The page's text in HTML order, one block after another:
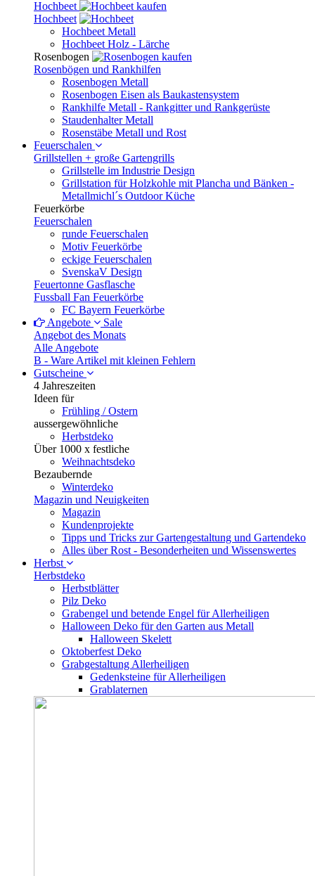
Hochbeet
Hochbeet
Hochbeet Metall
Hochbeet Holz - Lärche
Rosenbogen
Rosenbögen und Rankhilfen
Rosenbogen Metall
Rosenbogen Eisen als Baukastensystem
Rankhilfe Metall - Rankgitter und Rankgerüste
Staudenhalter Metall
Rosenstäbe Metall und Rost
Feuerschalen
Grillstellen + große Gartengrills
Grillstelle im Industrie Design
Grillstation für Holzkohle mit Plancha und Bänken -
Metallmichl´s Outdoor Küche
Feuerkörbe
Feuerschalen
runde Feuerschalen
Motiv Feuerkörbe
eckige Feuerschalen
SvenskaV Design
Feuertonne Gasflasche
Fussball Fan Feuerkörbe
FC Bayern Feuerkörbe
Angebote
Sale
Angebot des Monats
Alle Angebote
B - Ware Artikel mit kleinen Fehlern
Gutscheine
4 Jahreszeiten
Ideen für
Frühling / Ostern
aussergewöhnliche
Herbstdeko
Über 1000 x festliche
Weihnachtsdeko
Bezaubernde
Winterdeko
Magazin und Neuigkeiten
Magazin
Kundenprojekte
Tipps und Tricks zur Gartengestaltung und Gartendeko
Alles über Rost - Besonderheiten und Wissenswertes
Herbst
Herbstdeko
Herbstblätter
Pilz Deko
Grabengel und betende Engel für Allerheiligen
Halloween Deko für den Garten aus Metall
Halloween Skelett
Oktoberfest Deko
Grabgestaltung Allerheiligen
Gedenksteine für Allerheiligen
Grablaternen